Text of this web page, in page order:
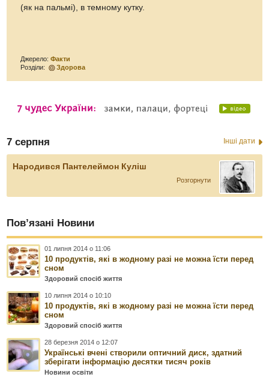
(як на пальмі), в темному кутку.
Джерело:Факти
Розділи:
Здорова
7 серпня Інші дати
Народився Пантелеймон Куліш
Розгорнути
Пов’язані Новини
01 липня 2014 о 11:06
10 продуктів, які в жодному разі не можна їсти перед
сном
Здоровий спосіб життя
10 липня 2014 о 10:10
10 продуктів, які в жодному разі не можна їсти перед
сном
Здоровий спосіб життя
28 березня 2014 о 12:07
Українські вчені створили оптичний диск, здатний
зберігати інформацію десятки тисяч років
Новини освіти